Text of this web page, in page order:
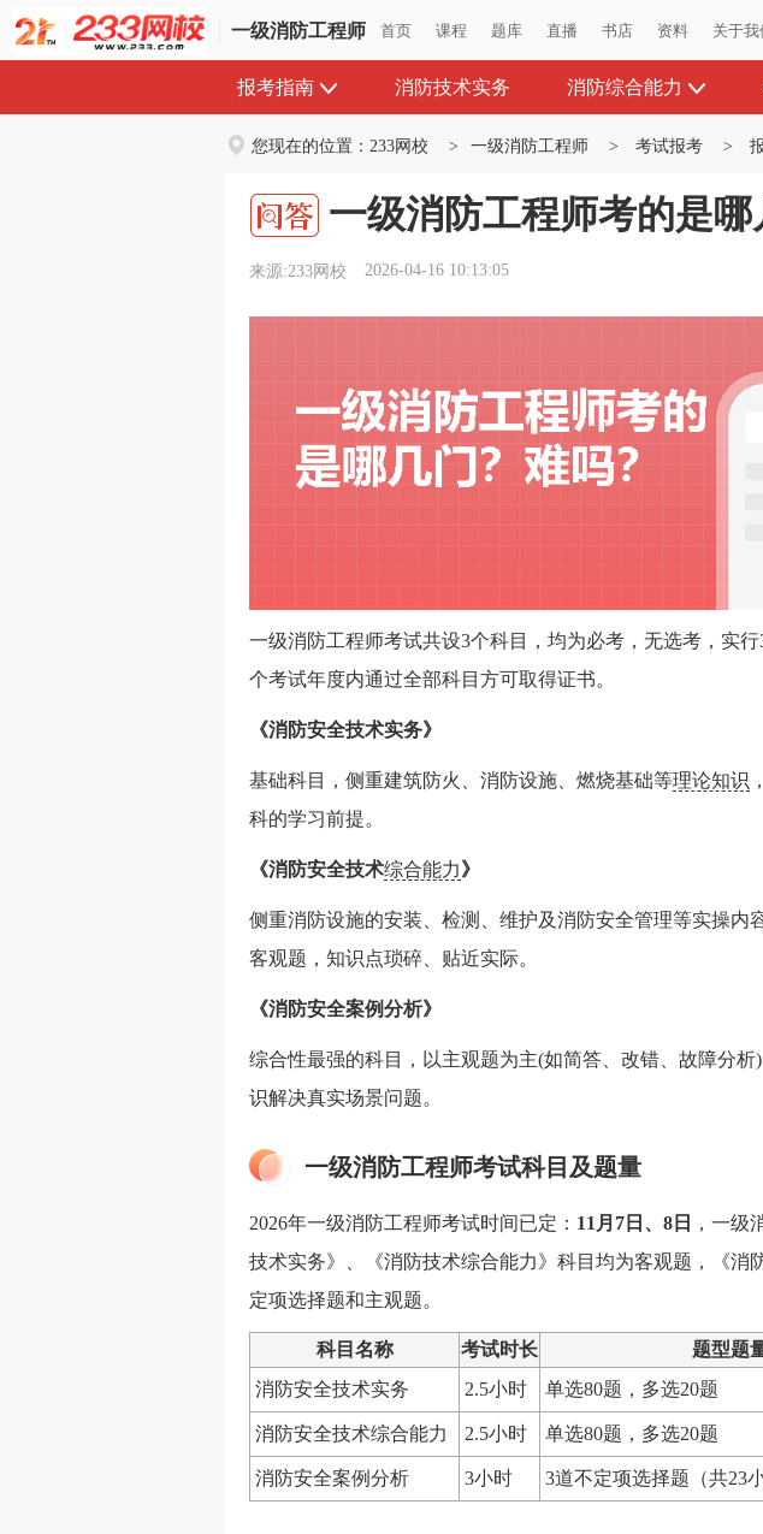
一级消防工程师 首页 课程 题库 直播 书店 资料 关于我
报考指南 消防技术实务 消防综合能力
您现在的位置： 233网校 > 一级消防工程师 > 考试报考 >
一级消防工程师考的是哪
来源:233网校 2026-04-16 10:13:05
一级消防工程师考试共设3个科目‌，均为必考，无选考，实
个考试年度内通过全部科目方可取得证书。
《消防安全技术实务》‌
基础科目，侧重建筑防火、消防设施、燃烧基础等理论知识
科的学习前提。
《消防安全技术综合能力》‌
侧重消防设施的安装、检测、维护及消防安全管理等实操内
客观题，知识点琐碎、贴近实际。
《消防安全案例分析》‌
综合性最强的科目，以主观题为主(如简答、改错、故障分
识解决真实场景问题。
一级消防工程师考试科目及题量
2026年一级消防工程师考试时间已定： 11月7日、8日
，一级
技术实务》、《消防技术综合能力》科目均为客观题，《消
定项选择题和主观题。
科目名称 考试时长 题型题
消防安全技术实务
2.5小时 单选80题，多选20题
消防安全技术综合能力 2.5小时 单选80题，多选20题
消防安全案例分析 3小时 3道不定项选择题（共23